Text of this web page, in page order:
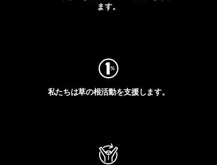
ます。
私たちは草の根活動を支援します。